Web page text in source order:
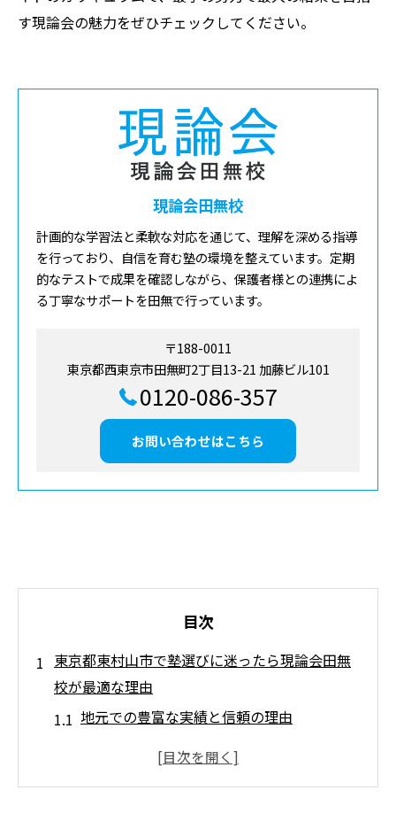
す現論会の魅力をぜひチェックしてください。
現論会田無校
計画的な学習法と柔軟な対応を通じて、理解を深める指導
を行っており、自信を育む塾の環境を整えています。定期
的なテストで成果を確認しながら、保護者様との連携によ
る丁寧なサポートを田無で行っています。
〒188-0011
東京都西東京市田無町2丁目13-21 加藤ビル101
0120-086-357
お問い合わせはこちら
目次
東京都東村山市で塾選びに迷ったら現論会田無
校が最適な理由
地元での豊富な実績と信頼の理由
現論会田無校の特長的な指導方法とは